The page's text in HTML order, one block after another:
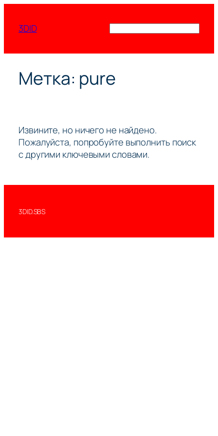
содержимому
3DID
Метка: pure
Извините, но ничего не найдено.
Пожалуйста, попробуйте выполнить поиск
с другими ключевыми словами.
3DID.SBS